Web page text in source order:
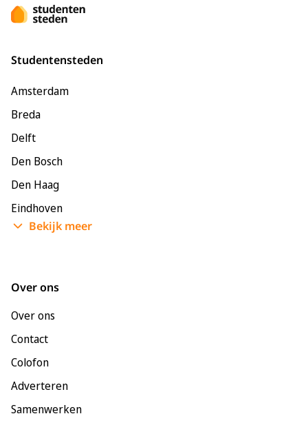
Studentensteden
Amsterdam
Breda
Delft
Den Bosch
Den Haag
Eindhoven
Enschede
Maastricht
Nijmegen
Rotterdam
Tilburg
Utrecht
Bekijk meer
Over ons
Over ons
Contact
Colofon
Adverteren
Samenwerken